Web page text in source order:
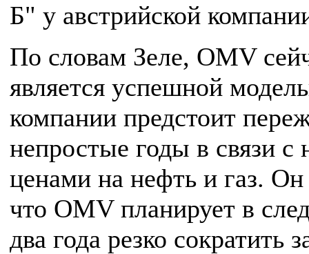
Б" у австрийской
По словам Зеле, OMV
является успешной
компании предстоит
непростые годы в связи с
ценами на нефть и газ. Он
что OMV планирует в
два года резко сократить